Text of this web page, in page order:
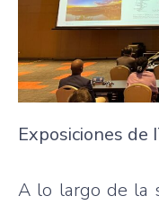
Exposiciones de
A lo largo de la